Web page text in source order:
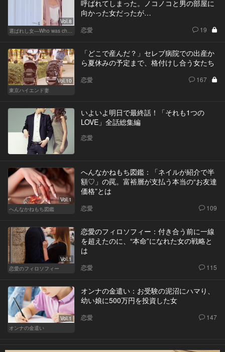
Vol.8
選ばれし女―Who was chosen？―
呼ばれてしまった。ノコノコと男の部屋に
向かった女だったが…
恋愛 19
Vol.10
東京ハイエンド妻
「どこで産んだ？」セレブ病院での出産か
ら夏休みの予定まで、格付けし合う女たち
恋愛 167
いよいよ明日で最終話！「それも1つの
LOVE」全話総集編
恋愛
Vol.1
へんなかねもち図鑑
へんなかねもち図鑑：「ネイルが紹介で半
額♡」の罠。富裕層が支払う本当の“お友達
価格”とは
恋愛 109
Vol.1
恋愛のフィロソフィー
恋愛のフィロソフィー：付き合う前に一線
を超えたのに、“本命”になれた女の戦略と
は
恋愛 115
Vol.1
オンナの金遣い
オンナの金遣い：お受験の泥沼にハマり、
幼い娘に500万円を投資した女
恋愛 147